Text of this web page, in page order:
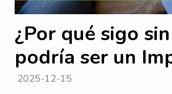
¿Por qué sigo
podría ser un
2025-12-15